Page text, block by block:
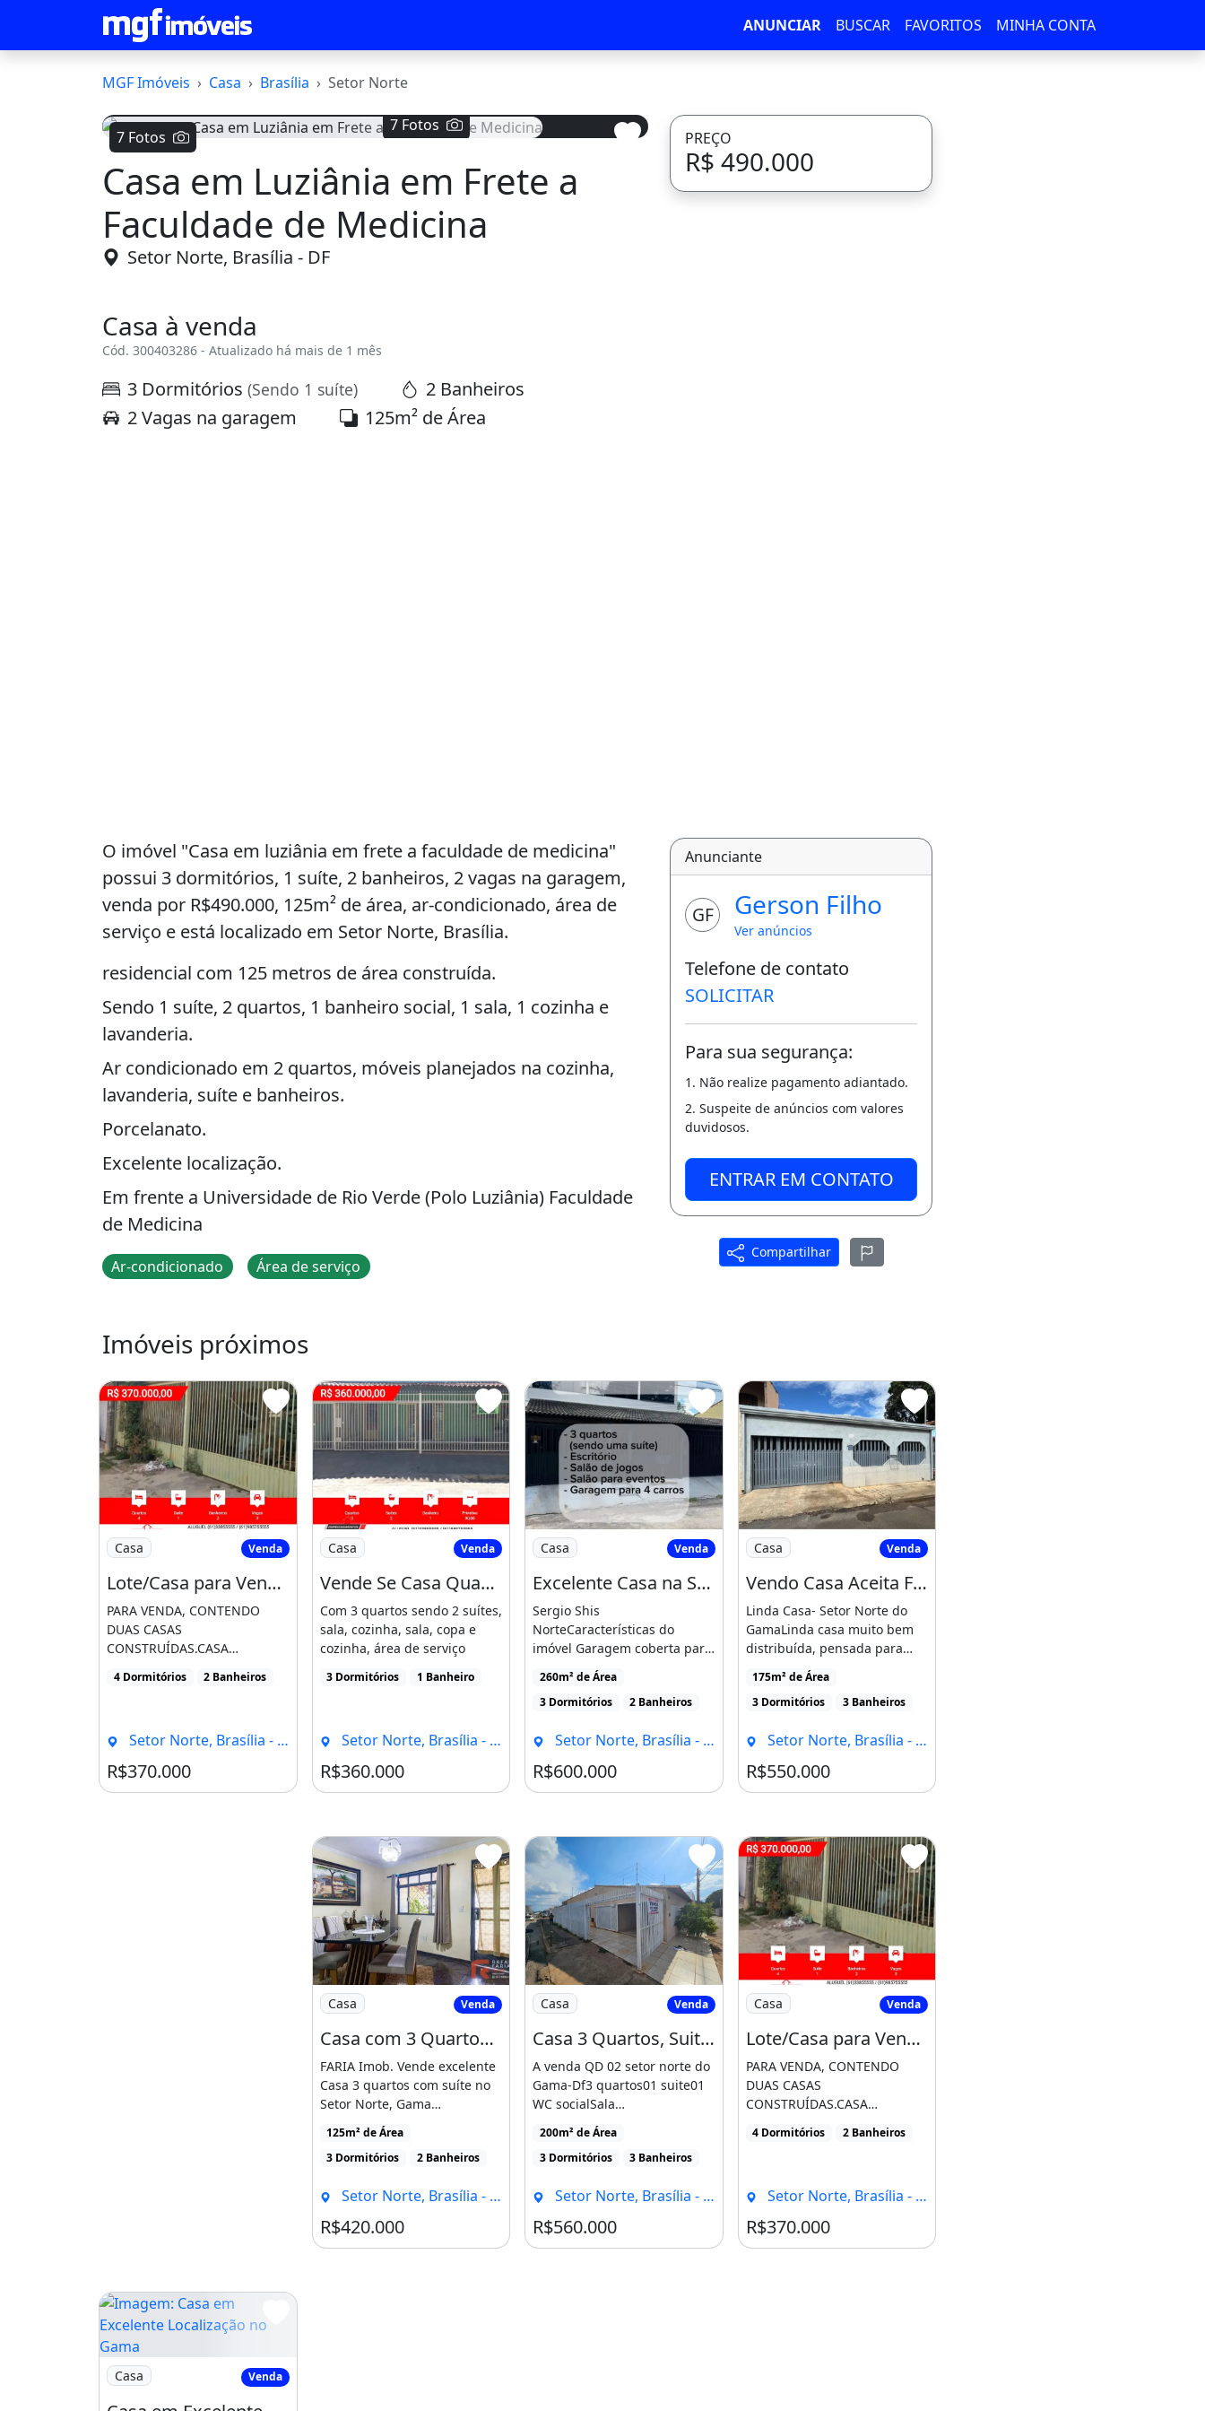
ANUNCIAR BUSCAR FAVORITOS MINHA CONTA
MGF Imóveis Casa Brasília Setor Norte
7 Fotos
7 Fotos
Casa em Luziânia em Frete a
Faculdade de Medicina
Setor Norte, Brasília - DF
Casa à venda
Cód. 300403286 - Atualizado há mais de 1 mês
3 Dormitórios (Sendo 1 suíte)
2 Banheiros
2 Vagas na garagem
125m² de Área
PREÇO
R$ 490.000
O imóvel "Casa em luziânia em frete a faculdade de medicina"
possui 3 dormitórios, 1 suíte, 2 banheiros, 2 vagas na garagem,
venda por R$490.000, 125m² de área, ar-condicionado, área de
serviço e está localizado em Setor Norte, Brasília.
residencial com 125 metros de área construída.
Sendo 1 suíte, 2 quartos, 1 banheiro social, 1 sala, 1 cozinha e
lavanderia.
Ar condicionado em 2 quartos, móveis planejados na cozinha,
lavanderia, suíte e banheiros.
Porcelanato.
Excelente localização.
Em frente a Universidade de Rio Verde (Polo Luziânia) Faculdade
de Medicina
Ar-condicionado Área de serviço
Anunciante
GF Gerson Filho
Ver anúncios
Telefone de contato
SOLICITAR
Para sua segurança:
1. Não realize pagamento adiantado.
2. Suspeite de anúncios com valores
duvidosos.
ENTRAR EM CONTATO
Compartilhar
Imóveis próximos
Imagem: Lote/Casa para Venda - Setor Norte, Gama
Casa Venda
Lote/Casa para Venda - Setor Norte, Gama Df
PARA VENDA, CONTENDO
DUAS CASAS
CONSTRUÍDAS.CASA
suítesalacozinha1 banheiro
4 Dormitórios 2 Banheiros
Setor Norte, Brasília - DF
R$370.000
Imagem: Vende Se Casa Quadra 1 Conjunto C Setor
Casa Venda
Vende Se Casa Quadra 1 Conjunto C Setor Norte
Com 3 quartos sendo 2 suítes,
sala, cozinha, sala, copa e
cozinha, área de serviço
3 Dormitórios 1 Banheiro
Setor Norte, Brasília - DF
R$360.000
Imagem: Excelente Casa na Shis Norte a Venda
Casa Venda
Excelente Casa na Shis Norte a Venda
Sergio Shis
NorteCaracterísticas do
imóvel Garagem coberta para
3 a 4 carrosSala ampla
integrada à [...]
260m² de Área
3 Dormitórios
2 Banheiros
Setor Norte, Brasília - DF
R$600.000
Imagem: Vendo Casa Aceita Financiamento
Casa Venda
Vendo Casa Aceita Financiamento
Linda Casa- Setor Norte do
GamaLinda casa muito bem
distribuída, pensada para
oferecer conforto e
praticidade [...]
175m² de Área
3 Dormitórios
3 Banheiros
Setor Norte, Brasília - DF
R$550.000
Imagem: Casa com 3 Quartos Sendo 1 Suíte À Venda
Casa Venda
Casa com 3 Quartos Sendo 1 Suíte À Venda, 125 M² por R$ 420.000 - Setor Norte - Gama/Df
FARIA Imob. Vende excelente
Casa 3 quartos com suíte no
Setor Norte, Gama
DFCA0174CARACTERÍSTICAS
[...]
125m² de Área
3 Dormitórios
2 Banheiros
Setor Norte, Brasília - DF
R$420.000
Imagem: Casa 3 Quartos, Suite Laje !
Casa Venda
Casa 3 Quartos, Suite Laje !
A venda QD 02 setor norte do
Gama-Df3 quartos01 suite01
WC socialSala
amplaCopaCozinha com
armáriosna [...]
200m² de Área
3 Dormitórios
3 Banheiros
Setor Norte, Brasília - DF
R$560.000
Imagem: Lote/Casa para Venda - Setor Norte, Gama
Casa Venda
Lote/Casa para Venda - Setor Norte, Gama Df
PARA VENDA, CONTENDO
DUAS CASAS
CONSTRUÍDAS.CASA
suítesalacozinha1 banheiro
4 Dormitórios 2 Banheiros
Setor Norte, Brasília - DF
R$370.000
Imagem: Casa em Excelente Localização no Gama
Casa Venda